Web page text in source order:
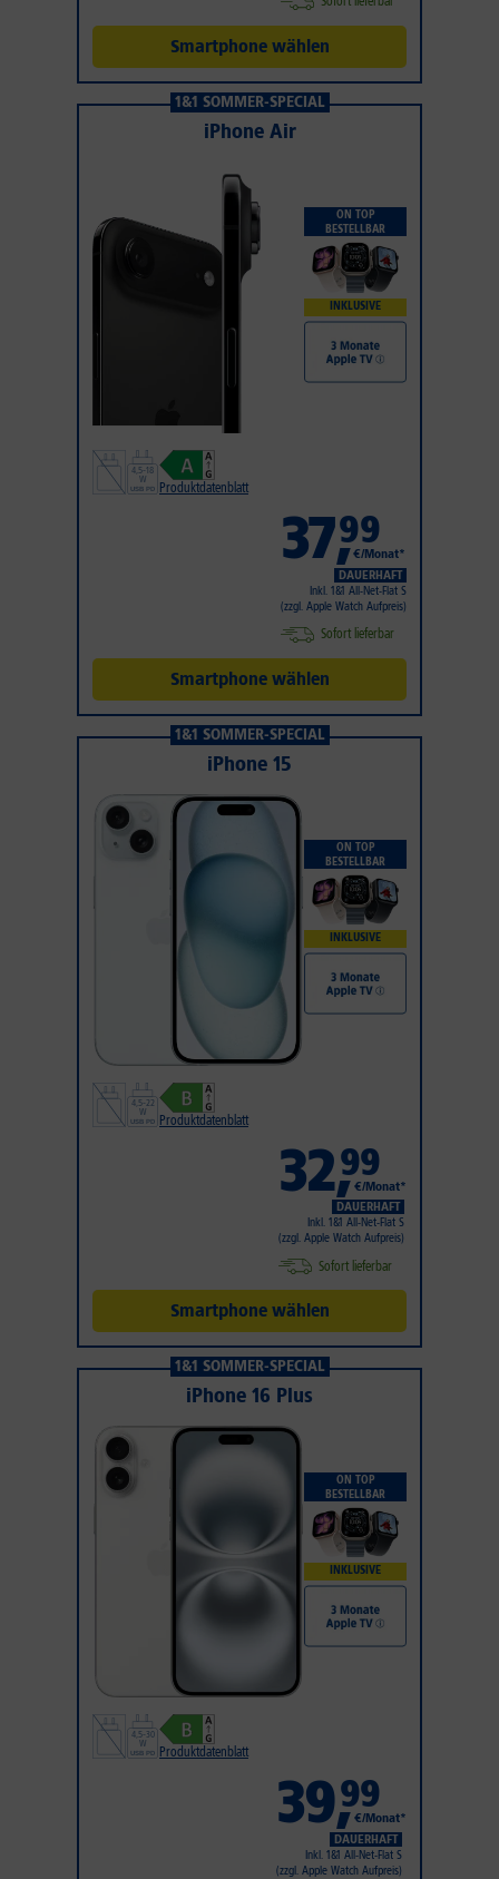
Smartphone wählen
1&1 SOMMER-SPECIAL
iPhone Air
ON TOP
BESTELLBAR
INKLUSIVE
Produktdatenblatt
37,99
€/Monat*
DAUERHAFT
Inkl. 1&1 All-Net-Flat S
(zzgl. Apple Watch Aufpreis)
Sofort lieferbar
Smartphone wählen
1&1 SOMMER-SPECIAL
iPhone 15
ON TOP
BESTELLBAR
INKLUSIVE
Produktdatenblatt
32,99
€/Monat*
DAUERHAFT
Inkl. 1&1 All-Net-Flat S
(zzgl. Apple Watch Aufpreis)
Sofort lieferbar
Smartphone wählen
1&1 SOMMER-SPECIAL
iPhone 16 Plus
ON TOP
BESTELLBAR
INKLUSIVE
Produktdatenblatt
39,99
€/Monat*
DAUERHAFT
Inkl. 1&1 All-Net-Flat S
(zzgl. Apple Watch Aufpreis)